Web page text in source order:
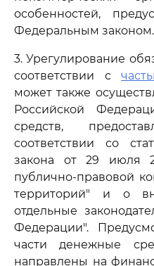
особенностей,
Федеральным законом.
3. Урегулирование
соответствии с
может также
Российской
средств,
соответствии со
закона от 29 июля
публично-правовой
территорий" и о
отдельные
Федерации".
части денежные
направлены на